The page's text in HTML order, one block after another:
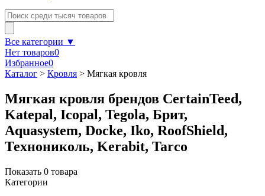
Все категории ▼
Нет товаров0
Избранное0
Каталог > Кровля > Мягкая кровля
Мягкая кровля брендов CertainTeed,
Katepal, Icopal, Tegola, Брит,
Aquasystem, Docke, Iko, RoofShield,
Технониколь, Kerabit, Tarco
Показать 0 товара
Категории